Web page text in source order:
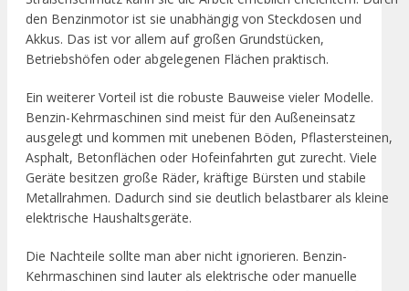
den Benzinmotor ist sie unabhängig von Steckdosen und
Akkus. Das ist vor allem auf großen Grundstücken,
Betriebshöfen oder abgelegenen Flächen praktisch.
Ein weiterer Vorteil ist die robuste Bauweise vieler Modelle.
Benzin-Kehrmaschinen sind meist für den Außeneinsatz
ausgelegt und kommen mit unebenen Böden, Pflastersteinen,
Asphalt, Betonflächen oder Hofeinfahrten gut zurecht. Viele
Geräte besitzen große Räder, kräftige Bürsten und stabile
Metallrahmen. Dadurch sind sie deutlich belastbarer als kleine
elektrische Haushaltsgeräte.
Die Nachteile sollte man aber nicht ignorieren. Benzin-
Kehrmaschinen sind lauter als elektrische oder manuelle